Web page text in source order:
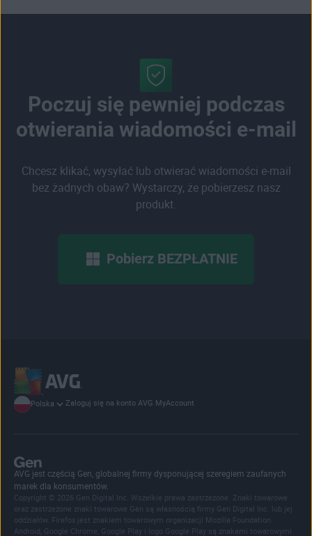
Poczuj się pewniej podczas
otwierania wiadomości e-mail
Chcesz klikać, wysyłać lub otwierać wiadomości e-mail
bez żadnych obaw? Wystarczy, że pobierzesz nasz
produkt.
Pobierz BEZPŁATNIE
Polska Zaloguj się na konto AVG MyAccount
AVG jest częścią Gen, globalnej firmy dysponującej szeregiem zaufanych
marek dla konsumentów.
Copyright © 2026 Gen Digital Inc. Wszelkie prawa zastrzeżone. Znaki towarowe
oraz zastrzeżone znaki towarowe Gen są własnością firmy Gen Digital Inc. lub jej
oddziałów. Firefox jest znakiem towarowym organizacji Mozilla Foundation.
Android, Google Chrome, Google Play i logo Google Play są znakami towarowymi